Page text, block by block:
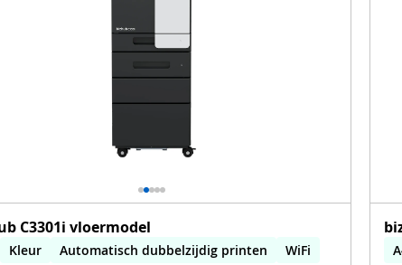
C3301i vloermodel
Kleur Automatisch dubbelzijdig printen
WiFi